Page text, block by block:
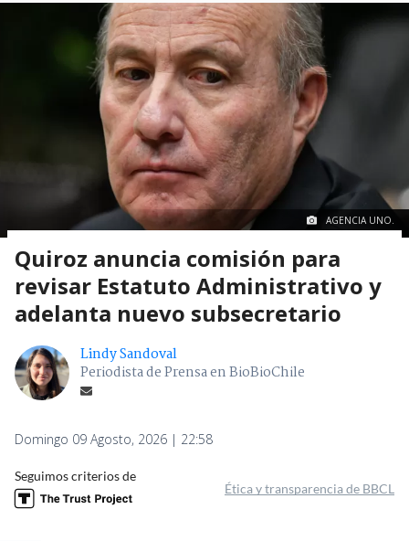
AGENCIA UNO.
Quiroz anuncia comisión para
revisar Estatuto Administrativo y
adelanta nuevo subsecretario
Lindy Sandoval
Periodista de Prensa en BioBioChile
Domingo 09 Agosto, 2026 | 22:58
Seguimos criterios de
Ética y transparencia de BBCL